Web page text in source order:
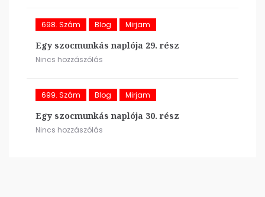
698. Szám Blog Mirjam
Egy szocmunkás naplója 29. rész
Nincs hozzászólás
699. Szám Blog Mirjam
Egy szocmunkás naplója 30. rész
Nincs hozzászólás